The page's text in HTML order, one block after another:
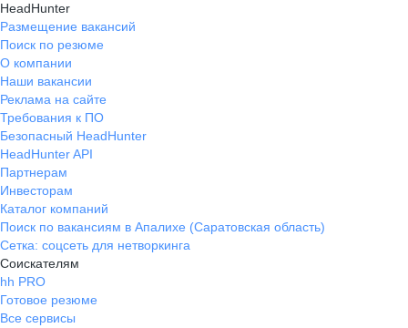
HeadHunter
Размещение вакансий
Поиск по резюме
О компании
Наши вакансии
Реклама на сайте
Требования к ПО
Безопасный HeadHunter
HeadHunter API
Партнерам
Инвесторам
Каталог компаний
Поиск по вакансиям в Апалихе (Саратовская область)
Сетка: соцсеть для нетворкинга
Соискателям
hh PRO
Готовое резюме
Все сервисы